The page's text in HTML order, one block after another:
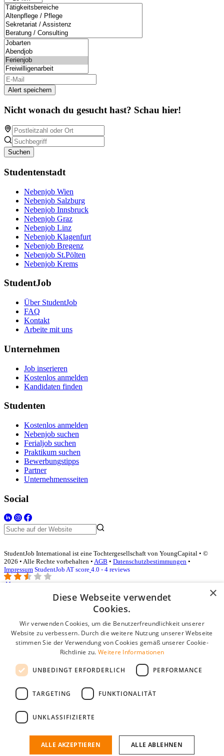
Alert speichern
Nicht wonach du gesucht hast? Schau hier!
Suchen
Studentenstadt
Nebenjob Wien
Nebenjob Salzburg
Nebenjob Innsbruck
Nebenjob Graz
Nebenjob Linz
Nebenjob Klagenfurt
Nebenjob Bregenz
Nebenjob St.Pölten
Nebenjob Krems
StudentJob
Über StudentJob
FAQ
Kontakt
Arbeite mit uns
Unternehmen
Job inserieren
Kostenlos anmelden
Kandidaten finden
Studenten
Kostenlos anmelden
Nebenjob suchen
Ferialjob suchen
Praktikum suchen
Bewerbungstipps
Partner
Unternehmensseiten
Social
StudentJob International ist eine Tochtergesellschaft von YoungCapital • ©
2026 • Alle Rechte vorbehalten • AGB • Datenschutzbestimmungen •
Impressum StudentJob AT score 4.0 - 4 reviews
Login für Unternehmen
E-Mail*
Passwort
Angemeldet bleiben
Passwort vergessen?
Kostenloses Unternehmensprofil
Wenn Sie sich registriert haben, können Sie ein Unternehmensprofil
passenden Mitarbeiter zu finden.
×
Diese Webseite verwendet
Cookies.
Wir verwenden Cookies, um die Benutzerfreundlichkeit unserer
Website zu verbessern. Durch die weitere Nutzung unserer Webseite
stimmen Sie der Verwendung von Cookies gemäß unserer Cookie-
Richtlinie zu. Weitere Informationen
UNBEDINGT ERFORDERLICH PERFORMANCE
TARGETING FUNKTIONALITÄT
UNKLASSIFIZIERTE
ALLE AKZEPTIEREN ALLE ABLEHNEN